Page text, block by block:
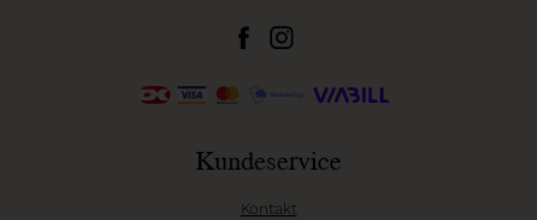
Kundeservice
Kontakt